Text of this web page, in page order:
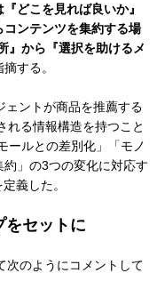
どこを見れば良いか』
ンテンツを集約する場
』から『選択を助けるメ
摘する。
ェントが商品を推薦する
れる情報構造を持つこと
ールとの差別化」「モノ
」の3つの変化に対応す
義した。
をセットに
次のようにコメントして